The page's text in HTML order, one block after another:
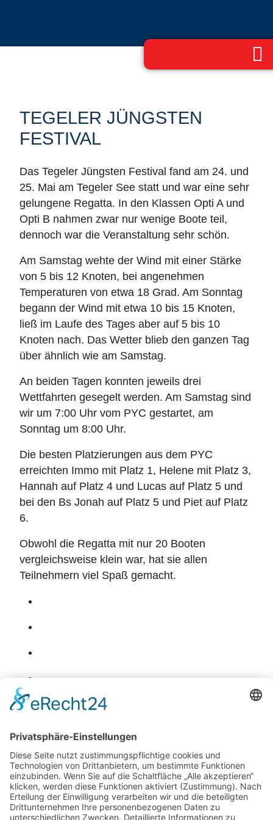
TEGELER JÜNGSTEN
FESTIVAL
Das Tegeler Jüngsten Festival fand am 24. und
25. Mai am Tegeler See statt und war eine sehr
gelungene Regatta. In den Klassen Opti A und
Opti B nahmen zwar nur wenige Boote teil,
dennoch war die Veranstaltung sehr schön.
Am Samstag wehte der Wind mit einer Stärke
von 5 bis 12 Knoten, bei angenehmen
Temperaturen von etwa 18 Grad. Am Sonntag
begann der Wind mit etwa 10 bis 15 Knoten,
ließ im Laufe des Tages aber auf 5 bis 10
Knoten nach. Das Wetter blieb den ganzen Tag
über ähnlich wie am Samstag.
An beiden Tagen konnten jeweils drei
Wettfahrten gesegelt werden. Am Samstag sind
wir um 7:00 Uhr vom PYC gestartet, am
Sonntag um 8:00 Uhr.
Die besten Platzierungen aus dem PYC
erreichten Immo mit Platz 1, Helene mit Platz 3,
Hannah auf Platz 4 und Lucas auf Platz 5 und
bei den Bs Jonah auf Platz 5 und Piet auf Platz
6.
Obwohl die Regatta mit nur 20 Booten
vergleichsweise klein war, hat sie allen
Teilnehmern viel Spaß gemacht.
Zurück